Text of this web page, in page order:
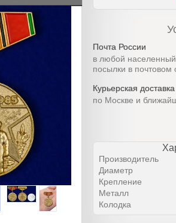
Почта России
в любой
посылки в почтовом
Курьерская
по Москве и
Производитель
Диаметр
Крепление
Металл
Колодка